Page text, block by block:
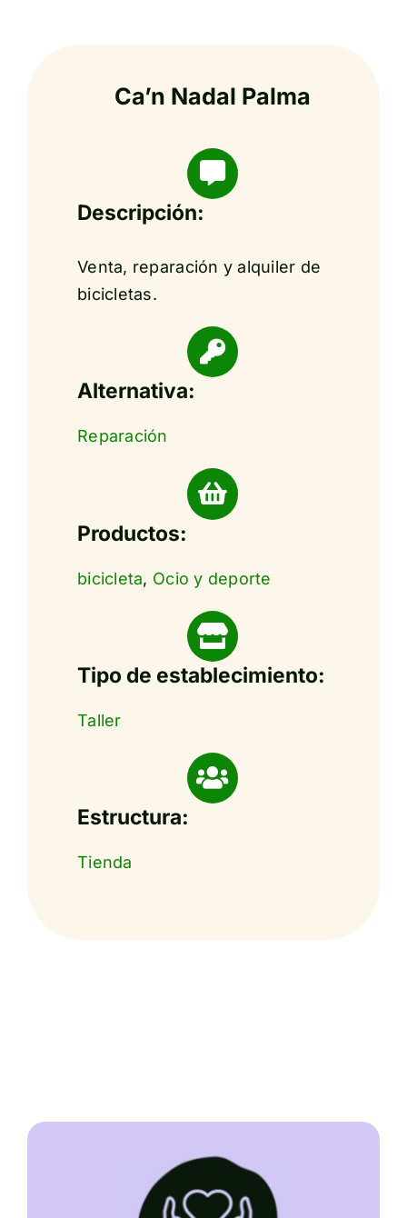
Ca’n Nadal Palma
Descripción:
Venta, reparación y alquiler de
bicicletas.
Alternativa:
Reparación
Productos:
bicicleta, Ocio y deporte
Tipo de establecimiento:
Taller
Estructura:
Tienda